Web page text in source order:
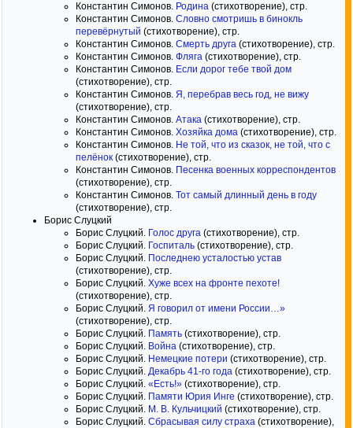
Константин Симонов. Родина (стихотворение), стр.
Константин Симонов. Словно смотришь в бинокль
перевёрнутый (стихотворение), стр.
Константин Симонов. Смерть друга (стихотворение), стр.
Константин Симонов. Фляга (стихотворение), стр.
Константин Симонов. Если дорог тебе твой дом
(стихотворение), стр.
Константин Симонов. Я, перебрав весь год, не вижу
(стихотворение), стр.
Константин Симонов. Атака (стихотворение), стр.
Константин Симонов. Хозяйка дома (стихотворение), стр.
Константин Симонов. Не той, что из сказок, не той, что с
пелёнок (стихотворение), стр.
Константин Симонов. Песенка военных корреспондентов
(стихотворение), стр.
Константин Симонов. Тот самый длинный день в году
(стихотворение), стр.
Борис Слуцкий
Борис Слуцкий. Голос друга (стихотворение), стр.
Борис Слуцкий. Госпиталь (стихотворение), стр.
Борис Слуцкий. Последнею усталостью устав
(стихотворение), стр.
Борис Слуцкий. Хуже всех на фронте пехоте!
(стихотворение), стр.
Борис Слуцкий. Я говорил от имени России…»
(стихотворение), стр.
Борис Слуцкий. Память (стихотворение), стр.
Борис Слуцкий. Война (стихотворение), стр.
Борис Слуцкий. Немецкие потери (стихотворение), стр.
Борис Слуцкий. Декабрь 41-го года (стихотворение), стр.
Борис Слуцкий. «Есть!» (стихотворение), стр.
Борис Слуцкий. Памяти Юрия Инге (стихотворение), стр.
Борис Слуцкий. М. В. Кульчицкий (стихотворение), стр.
Борис Слуцкий. Сбрасывая силу страха (стихотворение),